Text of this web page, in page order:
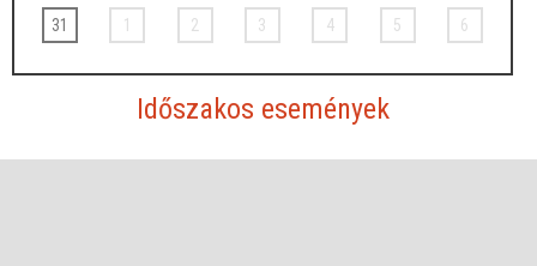
31 1 2 3 4 5 6
Időszakos események